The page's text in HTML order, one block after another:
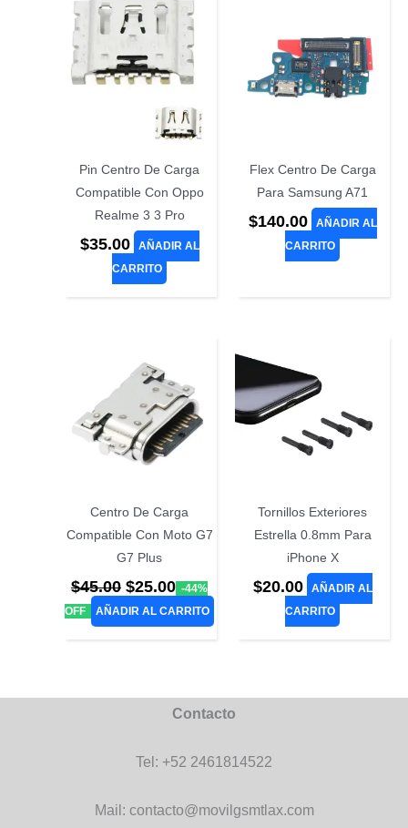
Pin Centro De Carga
Compatible Con Oppo
Realme 3 3 Pro
$35.00
AÑADIR AL
CARRITO
Flex Centro De Carga
Para Samsung A71
$140.00
AÑADIR AL
CARRITO
Centro De Carga
Compatible Con Moto G7
G7 Plus
$45.00 El
precio
original
$25.00El
precio
actual
-44%
OFF
AÑADIR AL CARRITO
Tornillos Exteriores
Estrella 0.8mm Para
iPhone X
$20.00
AÑADIR AL
CARRITO
Contacto
Tel: +52 2461814522
Mail: contacto@movilgsmtlax.com